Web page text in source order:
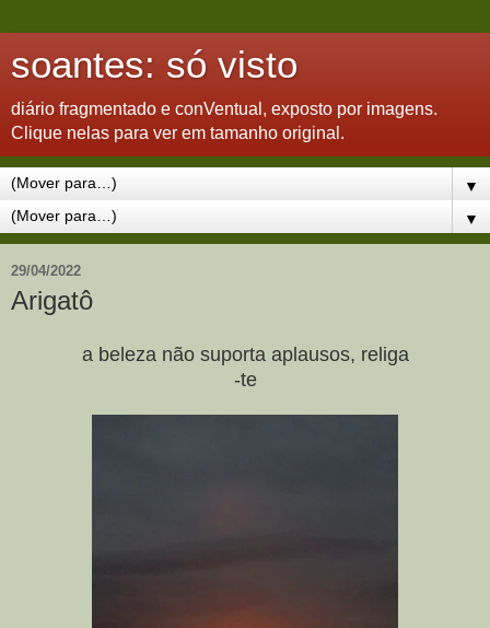
soantes: só visto
diário fragmentado e conVentual, exposto por imagens.
Clique nelas para ver em tamanho original.
▼
▼
29/04/2022
Arigatô
a beleza não suporta aplausos, religa
-te